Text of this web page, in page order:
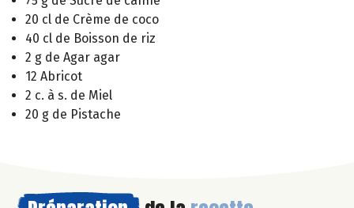
20 cl de Crème de coco
40 cl de Boisson de riz
2 g de Agar agar
12 Abricot
2 c. à s. de Miel
20 g de Pistache